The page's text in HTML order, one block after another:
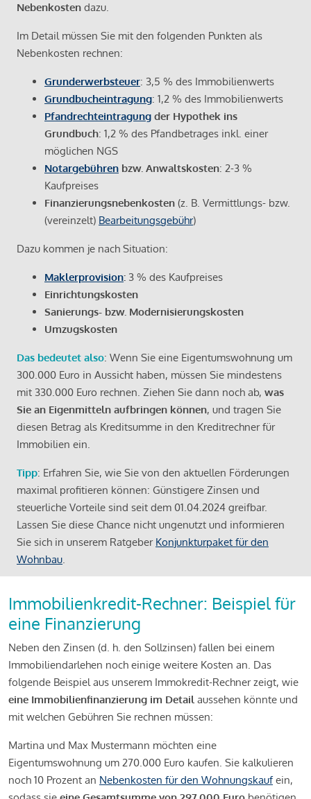
Nebenkosten dazu.
Im Detail müssen Sie mit den folgenden Punkten als
Nebenkosten rechnen:
Grunderwerbsteuer: 3,5 % des Immobilienwerts
Grundbucheintragung: 1,2 % des Immobilienwerts
Pfandrechteintragung der Hypothek ins
Grundbuch: 1,2 % des Pfandbetrages inkl. einer
möglichen NGS
Notargebühren bzw. Anwaltskosten: 2-3 %
Kaufpreises
Finanzierungsnebenkosten (z. B. Vermittlungs- bzw.
(vereinzelt) Bearbeitungsgebühr)
Dazu kommen je nach Situation:
Maklerprovision: 3 % des Kaufpreises
Einrichtungskosten
Sanierungs- bzw. Modernisierungskosten
Umzugskosten
Das bedeutet also: Wenn Sie eine Eigentumswohnung um
300.000 Euro in Aussicht haben, müssen Sie mindestens
mit 330.000 Euro rechnen. Ziehen Sie dann noch ab, was
Sie an Eigenmitteln aufbringen können, und tragen Sie
diesen Betrag als Kreditsumme in den Kreditrechner für
Immobilien ein.
Tipp: Erfahren Sie, wie Sie von den aktuellen Förderungen
maximal profitieren können: Günstigere Zinsen und
steuerliche Vorteile sind seit dem 01.04.2024 greifbar.
Lassen Sie diese Chance nicht ungenutzt und informieren
Sie sich in unserem Ratgeber Konjunkturpaket für den
Wohnbau.
Immobilienkredit-Rechner: Beispiel für
eine Finanzierung
Neben den Zinsen (d. h. den Sollzinsen) fallen bei einem
Immobiliendarlehen noch einige weitere Kosten an. Das
folgende Beispiel aus unserem Immokredit-Rechner zeigt, wie
eine Immobilienfinanzierung im Detail aussehen könnte und
mit welchen Gebühren Sie rechnen müssen:
Martina und Max Mustermann möchten eine
Eigentumswohnung um 270.000 Euro kaufen. Sie kalkulieren
noch 10 Prozent an Nebenkosten für den Wohnungskaufein,